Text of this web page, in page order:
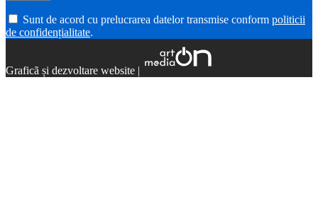
Sunt de acord cu prelucrarea datelor transmise conform politicii
de confidențialitate.
Graficã și dezvoltare website |